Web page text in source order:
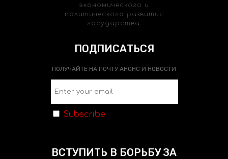
экономического и
политического развития
государства.
ПОДПИСАТЬСЯ
ПОЛУЧАЙТЕ НА ПОЧТУ АНОНС И НОВОСТИ
Subscribe
ВСТУПИТЬ В БОРЬБУ ЗА